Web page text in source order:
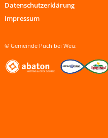
Datenschutzerklärung
Impressum
© Gemeinde Puch bei Weiz